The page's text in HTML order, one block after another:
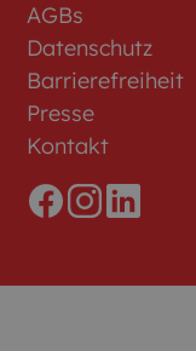
AGBs
Datenschutz
Barrierefreiheit
Presse
Kontakt